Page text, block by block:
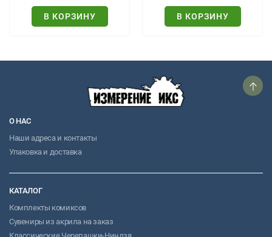
В КОРЗИНУ В КОРЗИНУ
О НАС
Наши адреса и контакты
Упаковка и доставка
КАТАЛОГ
Комплекты комиксов
Сувениры из акрила на заказ